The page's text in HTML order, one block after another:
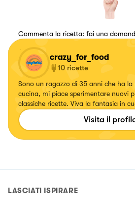
Commenta la ricetta: fai una
crazy_for_food
10 ricette
Sono un ragazzo di 35 anni che ha la
cucina, mi piace sperimentare nuovi
classiche ricette. Viva la fantasia in cucina! Salva le
seguimi anche sugli altri social ! :)
Visita il
LASCIATI ISPIRARE